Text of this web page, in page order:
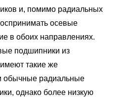
и, помимо радиальных
осевые
в обоих направлениях.
подшипники из
такие же
обычные радиальные
однако более низкую